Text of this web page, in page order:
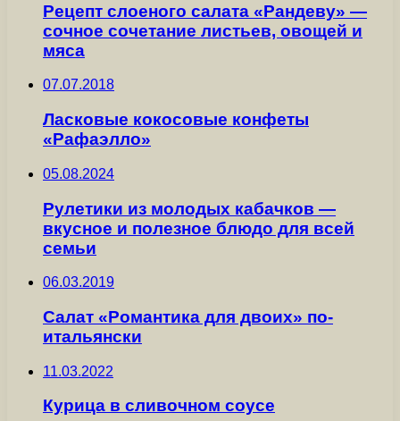
Рецепт слоеного салата «Рандеву» —
сочное сочетание листьев, овощей и
мяса
07.07.2018
Ласковые кокосовые конфеты
«Рафаэлло»
05.08.2024
Рулетики из молодых кабачков —
вкусное и полезное блюдо для всей
семьи
06.03.2019
Салат «Романтика для двоих» по-
итальянски
11.03.2022
Курица в сливочном соусе